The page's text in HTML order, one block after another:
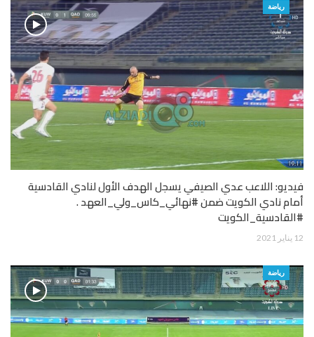
رياضة
فيديو: اللاعب عدي الصيفي يسجل الهدف الأول لنادي القادسية
أمام نادي الكويت ضمن #نهائي_كاس_ولي_العهد .
#القادسية_الكويت
12 يناير 2021
رياضة